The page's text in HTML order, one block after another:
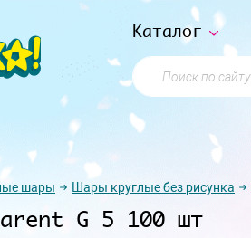
Каталог
Поиск по сайту
шары Шары круглые без рисунка
G 5 100 шт